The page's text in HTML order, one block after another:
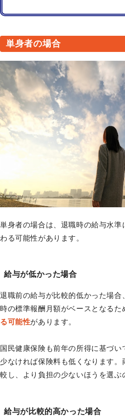
単身者の場合
単身者の場合は、退職時の給与水
わる可能性があります。
給与が低かった場合
退職前の給与が比較的低かった場
時の標準報酬月額がベースとなるた
る可能性があります。
国民健康保険も前年の所得に基づ
少なければ保険料も低くなります
較し、より負担の少ないほうを選ぶ
給与が比較的高かった場合